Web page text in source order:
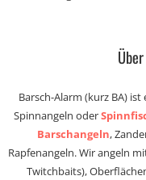
Barsch-Alarm (kurz BA)
Spinnangeln oder
Barschangeln,
Rapfenangeln. Wir angeln
Twitchbaits),